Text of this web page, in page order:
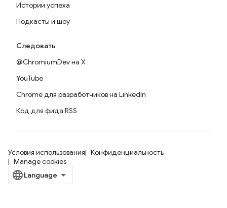
Истории успеха
Подкасты и шоу
Следовать
@ChromiumDev на X
YouTube
Chrome для разработчиков на LinkedIn
Код для фида RSS
Условия использования
Конфиденциальность
Manage cookies